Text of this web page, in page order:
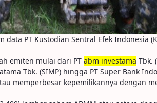
PT Kustodian Sentral Efek Indonesia
emiten mulai dari PT abm investama Tbk.
Tbk. (SIMP) hingga PT Super Bank
memperbesar kepemilikannya dengan